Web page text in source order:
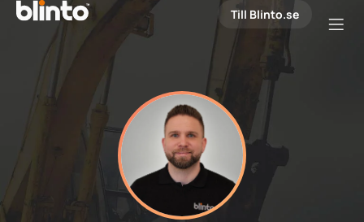
Till Blinto.se